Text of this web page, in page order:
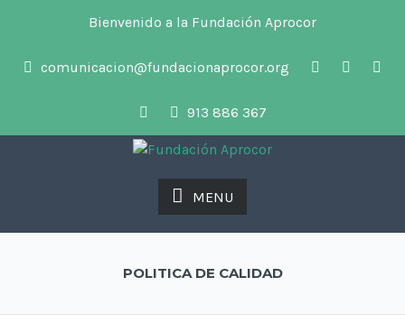
Bienvenido a la Fundación Aprocor
comunicacion@fundacionaprocor.org
913 886 367
MENU
POLITICA DE CALIDAD